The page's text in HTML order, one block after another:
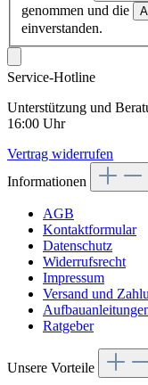
genommen und die
einverstanden.
Service-Hotline
Unterstützung und
16:00 Uhr
Vertrag widerrufen
Informationen
AGB
Kontaktformular
Datenschutz
Widerrufsrecht
Impressum
Versand und
Ratgeber
Unsere Vorteile